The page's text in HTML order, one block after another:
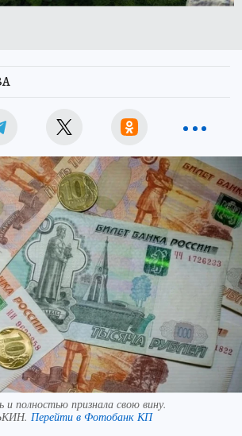
полностью признала свою вину.
Перейти в Фотобанк КП